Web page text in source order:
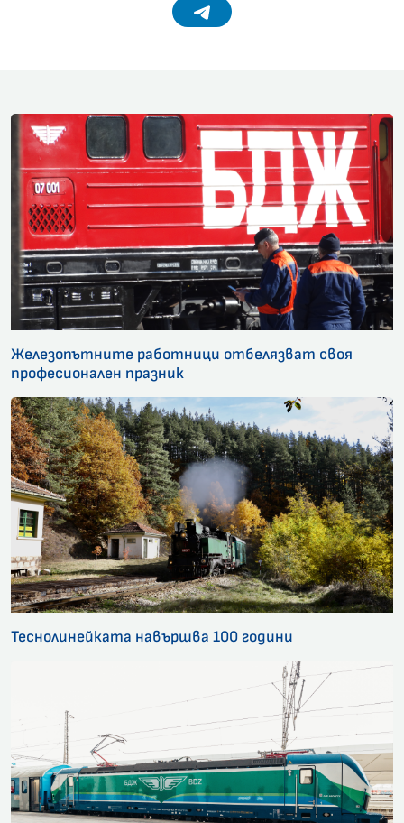
Telegram
Железопътните работници отбелязват своя
професионален празник
Теснолинейката навършва 100 години